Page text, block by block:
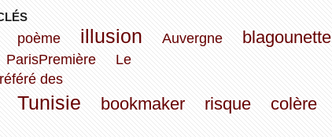
poème illusion Auvergne blagounette
ParisPremière
Le
des
Tunisie bookmaker risque colère